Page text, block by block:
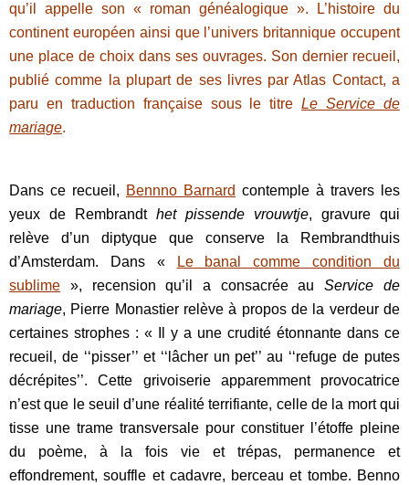
qu’il appelle son « roman généalogique ». L’histoire du
continent européen ainsi que l’univers britannique occupent
une place de choix dans ses ouvrages. Son dernier recueil,
publié comme la plupart de ses livres par Atlas Contact, a
paru en traduction française sous le titreLe Service de
mariage.
Dans ce recueil, Bennno Barnard contemple à travers les
yeux de Rembrandthet pissende vrouwtje, gravure qui
relève d’un diptyque que conserve la Rembrandthuis
d’Amsterdam. Dans «
Le banal comme condition du
sublime », recension qu’il a consacrée auService de
mariage, Pierre Monastier relève à propos de la verdeur de
certaines strophes : « Il y a une crudité étonnante dans ce
recueil, de ‘‘pisser’’ et ‘‘lâcher un pet’’ au ‘‘refuge de putes
décrépites’’. Cette grivoiserie apparemment provocatrice
n’est que le seuil d’une réalité terrifiante, celle de la mort qui
tisse une trame transversale pour constituer l’étoffe pleine
du poème, à la fois vie et trépas, permanence et
effondrement, souffle et cadavre, berceau et tombe. Benno